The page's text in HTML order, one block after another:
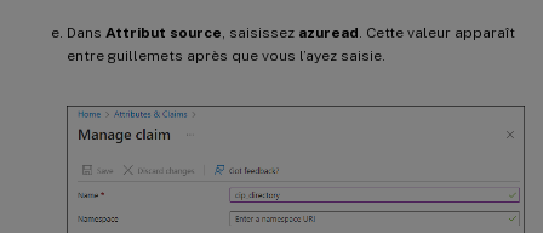
Dans Attribut source , saisissez azuread . Cette valeur apparaît
entre guillemets après que vous l’ayez saisie.